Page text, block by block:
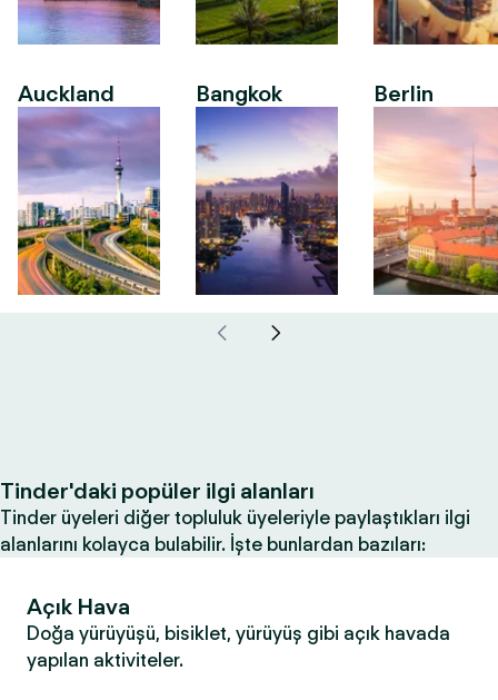
Auckland Bangkok Berlin
Tinder'daki popüler ilgi alanları
Tinder üyeleri diğer topluluk üyeleriyle paylaştıkları ilgi
alanlarını kolayca bulabilir. İşte bunlardan bazıları:
Açık Hava
Doğa yürüyüşü, bisiklet, yürüyüş gibi açık havada
yapılan aktiviteler.